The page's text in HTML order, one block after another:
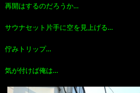
再開はするのだろうか…
サウナセット片手に空を見上げる…
佇みトリップ…
気が付けば俺は…